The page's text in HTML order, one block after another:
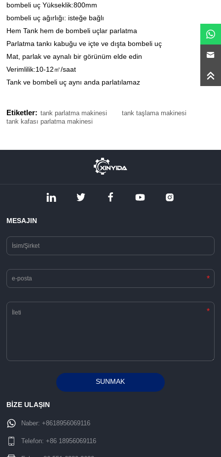
bombeli uç Yükseklik:800mm
bombeli uç ağırlığı: isteğe bağlı
Hem Tank hem de bombeli uçlar parlatma
Parlatma tankı kabuğu ve içte ve dışta bombeli uç
Mat, parlak ve aynalı bir görünüm elde edin
Verimlilik:10-12㎡/saat
Tank ve bombeli uç aynı anda parlatılamaz
Etiketler: tank parlatma makinesi
tank taşlama makinesi
tank kafası parlatma makinesi
MESAJIN
*
*
SUNMAK
BİZE ULAŞIN
Naber:+8618956069116
Telefon:+86 18956069116